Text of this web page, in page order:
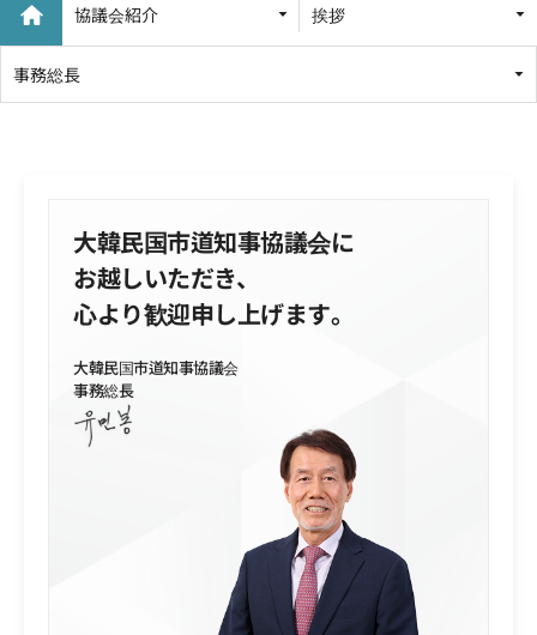
組織図
アクセス
協議会紹介 挨拶
事務総長
大韓民国市道知事協議会に
お越しいただき、
心より歓迎申し上げます。
大韓民国市道知事協議会
事務総長